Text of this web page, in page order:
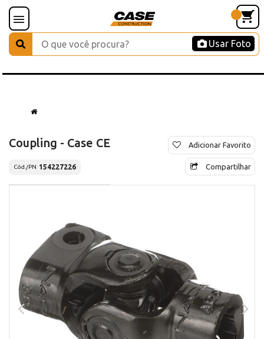
Usar Foto
Coupling - Case CE
Cód./PN 154227226
Adicionar Favorito
Compartilhar